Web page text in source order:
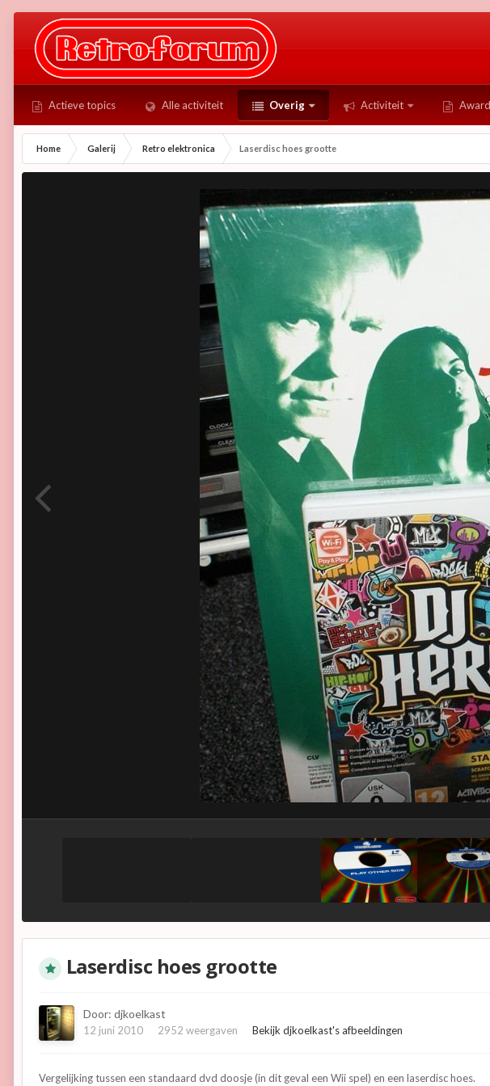
Actieve topics Alle activiteit Overig Activiteit
Home Galerij Retro elektronica Laserdisc hoes grootte
Laserdisc hoes grootte
Door: djkoelkast
12 juni 2010 2952 weergaven Bekijk djkoelkast's afbeeldingen
Vergelijking tussen een standaard dvd doosje (in dit geval een Wii spel) en een laserdisc hoes.